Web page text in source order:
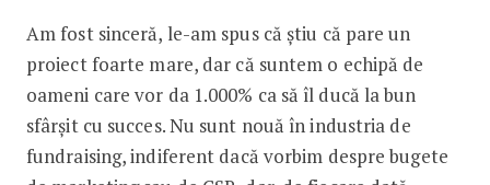
Am fost sinceră, le-am spus că știu că pare un
proiect foarte mare, dar că suntem o echipă de
oameni care vor da 1.000% ca să îl ducă la bun
sfârșit cu succes. Nu sunt nouă în industria de
fundraising, indiferent dacă vorbim despre bugete